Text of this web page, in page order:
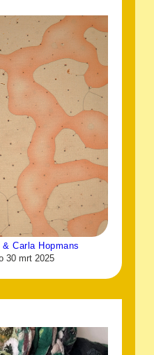
Carla Hopmans
30 mrt 2025